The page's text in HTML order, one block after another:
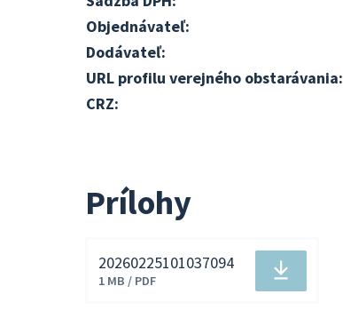
Objednávateľ:
Dodávateľ:
URL profilu verejného obstarávania:
CRZ:
Prílohy
Stiahnuť
20260225101037094
1 MB / PDF